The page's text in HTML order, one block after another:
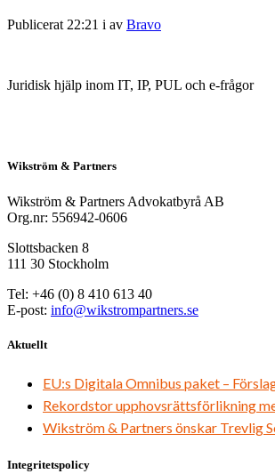
Publicerat 22:21 i av Bravo
Juridisk hjälp inom IT, IP, PUL och e-frågor
Wikström & Partners
Wikström & Partners Advokatbyrå AB
Org.nr: 556942-0606
Slottsbacken 8
111 30 Stockholm
Tel: +46 (0) 8 410 613 40
E-post: info@wikstrompartners.se
Aktuellt
EU:s Digitala Omnibus paket –
Rekordstor upphovsrättsförlikning
Wikström & Partners önskar Trevlig
Integritetspolicy